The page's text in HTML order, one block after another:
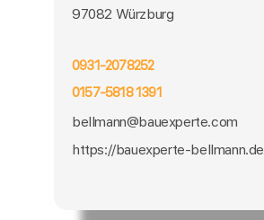
97082 Würzburg
0931-2078252
0157-5818 1391
bellmann@bauexperte.com
https://bauexperte-bellmann.de